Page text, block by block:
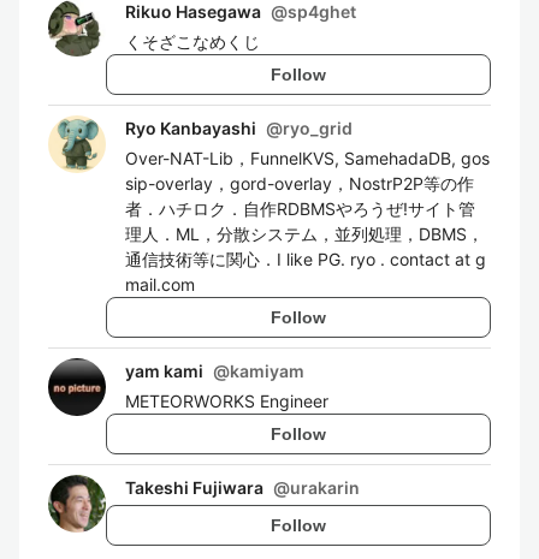
Rikuo Hasegawa @sp4ghet
くそざこなめくじ
Follow
Ryo Kanbayashi @ryo_grid
Over-NAT-Lib，FunnelKVS, SamehadaDB, gos
sip-overlay，gord-overlay，NostrP2P等の作
者．ハチロク．自作RDBMSやろうぜ!サイト管
理人．ML，分散システム，並列処理，DBMS，
通信技術等に関心．I like PG. ryo . contact at g
mail.com
Follow
yam kami @kamiyam
METEORWORKS Engineer
Follow
Takeshi Fujiwara @urakarin
Follow